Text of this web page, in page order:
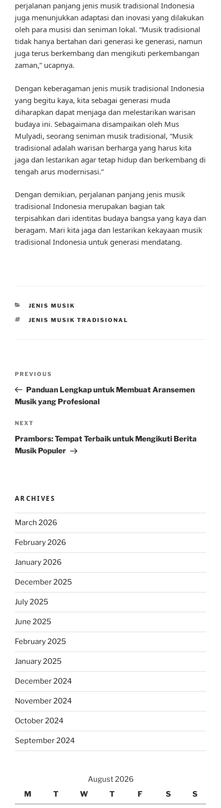
perjalanan panjang jenis musik tradisional Indonesia
juga menunjukkan adaptasi dan inovasi yang dilakukan
oleh para musisi dan seniman lokal. “Musik tradisional
tidak hanya bertahan dari generasi ke generasi, namun
juga terus berkembang dan mengikuti perkembangan
zaman,” ucapnya.
Dengan keberagaman jenis musik tradisional Indonesia
yang begitu kaya, kita sebagai generasi muda
diharapkan dapat menjaga dan melestarikan warisan
budaya ini. Sebagaimana disampaikan oleh Mus
Mulyadi, seorang seniman musik tradisional, “Musik
tradisional adalah warisan berharga yang harus kita
jaga dan lestarikan agar tetap hidup dan berkembang di
tengah arus modernisasi.”
Dengan demikian, perjalanan panjang jenis musik
tradisional Indonesia merupakan bagian tak
terpisahkan dari identitas budaya bangsa yang kaya dan
beragam. Mari kita jaga dan lestarikan kekayaan musik
tradisional Indonesia untuk generasi mendatang.
CATEGORIES
JENIS MUSIK
TAGS
JENIS MUSIK TRADISIONAL
Previous
Post
PREVIOUS
Panduan Lengkap untuk Membuat Aransemen
Musik yang Profesional
Next
Post
NEXT
Prambors: Tempat Terbaik untuk Mengikuti Berita
Musik Populer
ARCHIVES
March 2026
February 2026
January 2026
December 2025
July 2025
June 2025
February 2025
January 2025
December 2024
November 2024
October 2024
September 2024
August 2026
M
T W T F S S